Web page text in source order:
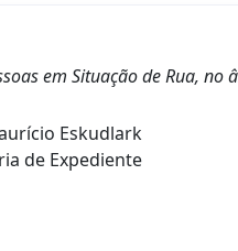
em Situação de Rua, no
Eskudlark
de Expediente